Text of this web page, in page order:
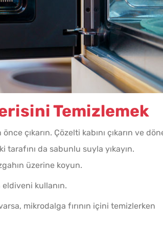
Temizlemek
çıkarın. Çözelti kabını çıkarın ve
tarafını da sabunlu suyla yıkayın.
üzerine koyun.
eldiveni kullanın.
mikrodalga fırının içini temizlerken